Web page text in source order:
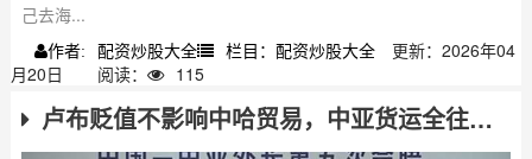
己去海...
作者: 配资炒股大全 栏目：配资炒股大全
更新：2026年04
月20日
阅读： 115
卢布贬值不影响中哈贸易，中亚货运全往中国开